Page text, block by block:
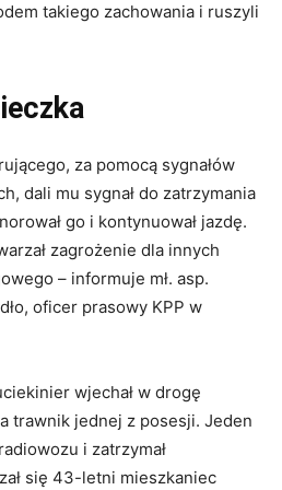
takiego zachowania i ruszyli
za pomocą sygnałów
dali mu sygnał do zatrzymania
go i kontynuował jazdę.
zagrożenie dla innych
– informuje mł. asp.
oficer prasowy KPP w
wjechał w drogę
trawnik jednej z posesji. Jeden
i zatrzymał
się 43-letni mieszkaniec